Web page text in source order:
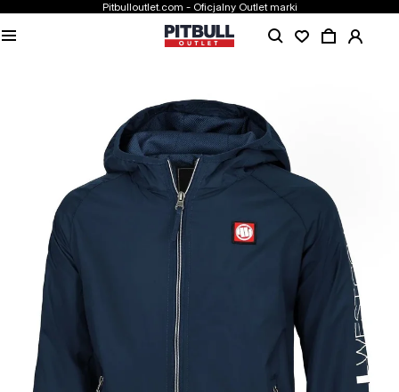
Pitbulloutlet.com - Oficjalny Outlet marki